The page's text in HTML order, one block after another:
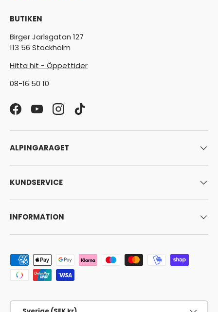
BUTIKEN
Birger Jarlsgatan 127
113 56 Stockholm
Hitta hit - Öppettider
08-16 50 10
FacebookYouTubeInstagram
TikTok
ALPINGARAGET
KUNDSERVICE
INFORMATION
Godkända betalningsmetoder
Land/Region